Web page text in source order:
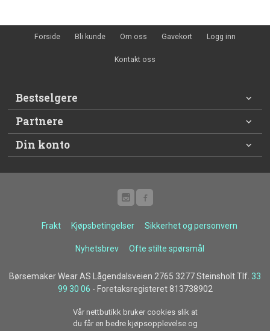
Forside Bli kunde Om oss Gavekort Logg inn
Kontakt oss
Bestselgere
Partnere
Din konto
Frakt Kjøpsbetingelser Sikkerhet og personvern
Nyhetsbrev Ofte stilte spørsmål
Børsemaker Wear AS Lågendalsveien 2765 3277 Steinsholt Tlf. 33
99 30 06 - Foretaksregisteret 813738902
Vår nettbutikk bruker cookies slik at
du får en bedre kjøpsopplevelse og